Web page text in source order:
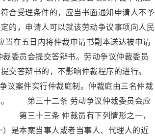
合受理条件的，应当书面通知申请人不予
的，申请人可以就该劳动争议事项向人民
在五日内将仲裁申请书副本送达被申请
委员会提交答辩书。劳动争议仲裁委员
交答辩书的，不影响仲裁程序的进行。
案件实行仲裁庭制。仲裁庭由三名仲裁
。 第三十二条 劳动争议仲裁委员会应
第三十三条 仲裁员有下列情形之一，
是本案当事人或者当事人、代理人的近